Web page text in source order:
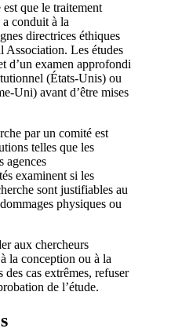
que le traitement
conduit à la
directrices éthiques
Association. Les études
d’un examen approfondi
(États-Unis) ou
Uni) avant d’être mises
par un comité est
telles que les
agences
examinent si les
sont justifiables au
physiques ou
aux chercheurs
la conception ou à la
des cas extrêmes, refuser
de l’étude.